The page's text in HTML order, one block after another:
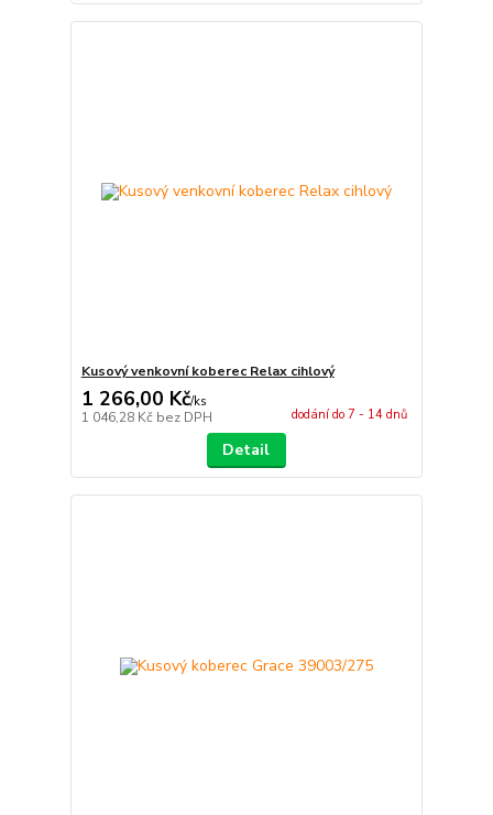
Kusový venkovní koberec Relax cihlový
1 266,00 Kč/ks
1 046,28 Kč bez DPH dodání do 7 - 14 dnů
Detail